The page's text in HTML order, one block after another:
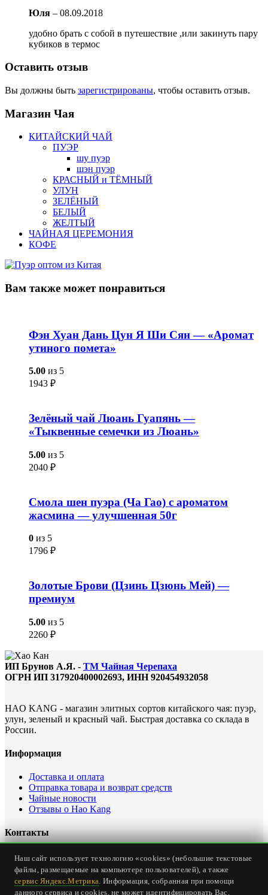
Юля – 08.09.2018
удобно брать с собой в путешествие ,или закинуть пару
кубиков в термос
Оставить отзыв
Вы должны быть зарегистрированы, чтобы оставить отзыв.
Магазин Чая
КИТАЙСКИЙ ЧАЙ
ПУЭР
шу пуэр
шэн пуэр
КРАСНЫЙ и ТЁМНЫЙ
УЛУН
ЗЕЛЁНЫЙ
БЕЛЫЙ
ЖЕЛТЫЙ
ЧАЙНАЯ ЦЕРЕМОНИЯ
КОФЕ
Вам также может понравиться
Фэн Хуан Дань Цун Я Ши Сян — «Аромат
утиного помета»
5.00 из 5
1943 ₽
Зелёный чай Люань Гуапянь —
«Тыквенные семечки из Люань»
5.00 из 5
2040 ₽
Смола шен пуэра (Ча Гао) с ароматом
жасмина — улучшенная 50г
0 из 5
1796 ₽
Золотые Брови (Цзинь Цзюнь Мей) —
премиум
5.00 из 5
2260 ₽
ИП Брунов А.Я. - ТМ Чайная Черепаха
ОГРН ИП 317920400002693, ИНН 920454932058
HAO KANG - магазин элитных сортов китайского чая: пуэр,
улун, зеленый и красный чай. Быстрая доставка со склада в
России.
Информация
Доставка и оплата
Отправка товара и возврат средств
Чайные новости
Отзывы о Hao Kang
Контакты
Офис интернет магазина: Россия, Севастополь, ул.
Карантинная, дом 23
Тел.+7 (978) 147-24-00
Email:office@haokang.ru
Наш сайт использует технологию «cookies» (небольшие текстовые
файлы, размещаемые на компьютере пользователей), а также
сервис Яндекс.Метрика. Информация, собранная при помощи
данного сервиса и cookies, не может идентифицировать Вас,